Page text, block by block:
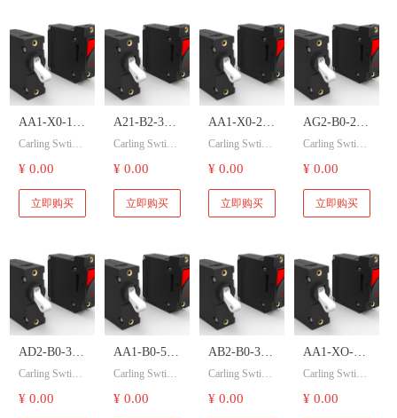
AA1-X0-19-
720-XB1-C
Carling
Swtich 嘉灵
开关 液压磁
Carling Swtich
嘉灵开关 AA1
1-C 液压磁断
路器开关。
¥ 0.00
立即购买
A21-B2-34-
615-131-E
Carling
Swtich 嘉灵
开关 液压磁
Carling Swtich
嘉灵开关 AA1
1-C 液压磁断
路器开关。
¥ 0.00
立即购买
AA1-X0-23-
038-2D1-4
Carling
Swtich 嘉灵
开关 液压磁
Carling Swtich
嘉灵开关 AA1
1-C 液压磁断
路器开关。
¥ 0.00
立即购买
AG2-B0-26-
615-111-D
Carling
Swtich 嘉灵
开关 液压磁
Carling Swtich
嘉灵开关 AA1
1-C 液压磁断
路器开关。
¥ 0.00
立即购买
AD2-B0-34-
630-3B1-C
Carling
Carling Swtich
¥ 0.00
AA1-B0-52-
640-581-C
Carling
Carling Swtich
¥ 0.00
AB2-B0-34-
460-5D2-C
Carling
Carling Swtich
¥ 0.00
AA1-XO-18-
501-XD1-C
Carling
Carling Swtich
¥ 0.00